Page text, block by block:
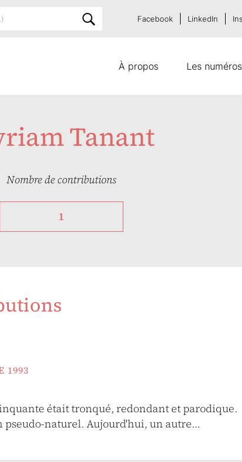
À propos Les numéros
Facebook LinkedIn
Tanant
Nombre de contributions
1
1993
était tronqué, redondant et parodique.
pseudo-naturel. Aujourd'hui, un autre…